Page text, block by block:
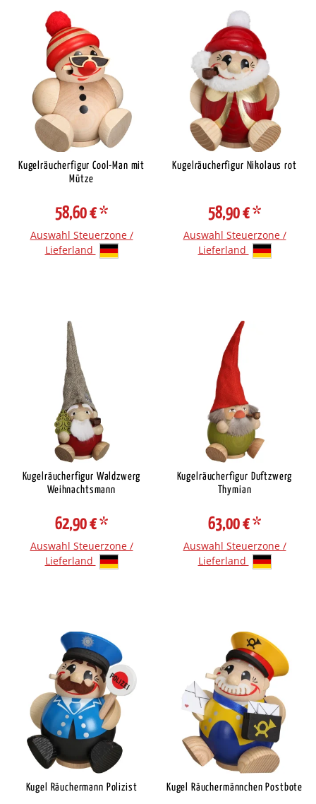
Kugelräucherfigur Cool-Man mit
Mütze
58,60 €*
Auswahl Steuerzone /
Lieferland
Kugelräucherfigur Nikolaus rot
58,90 €*
Auswahl Steuerzone /
Lieferland
Kugelräucherfigur Waldzwerg
Weihnachtsmann
62,90 €*
Auswahl Steuerzone /
Lieferland
Kugelräucherfigur Duftzwerg
Thymian
63,00 €*
Auswahl Steuerzone /
Lieferland
Kugel Räuchermann Polizist Kugel Räuchermännchen Postbote